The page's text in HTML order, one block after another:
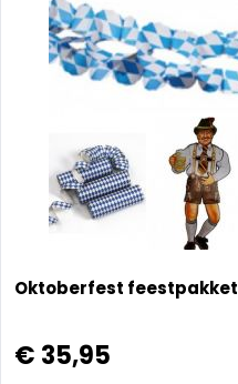
Oktoberfest feestpakket
€ 35,95